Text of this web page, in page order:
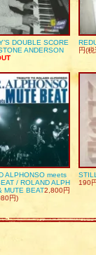
DOUBLE SCORE
ANDERSON
円(
ALPHONSO meets
/ ROLAND ALPH
MUTE BEAT2,800円
円)
190